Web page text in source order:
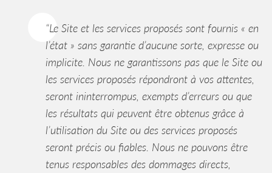
“Le Site et les services proposés sont fournis « en
l’état » sans garantie d’aucune sorte, expresse ou
implicite. Nous ne garantissons pas que le Site ou
les services proposés répondront à vos attentes,
seront ininterrompus, exempts d’erreurs ou que
les résultats qui peuvent être obtenus grâce à
l’utilisation du Site ou des services proposés
seront précis ou fiables. Nous ne pouvons être
tenus responsables des dommages directs,